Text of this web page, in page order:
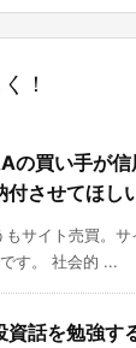
！
の買い手が信
付させてほし
もサイト売買。
す。 社会的 ...
資話を勉強す